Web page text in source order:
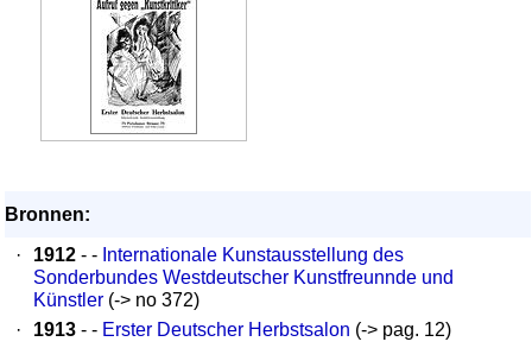
Bronnen:
·
1912 - - Internationale Kunstausstellung des
Sonderbundes Westdeutscher Kunstfreunnde und
Künstler (-> no 372)
·
1913 - - Erster Deutscher Herbstsalon (-> pag. 12)